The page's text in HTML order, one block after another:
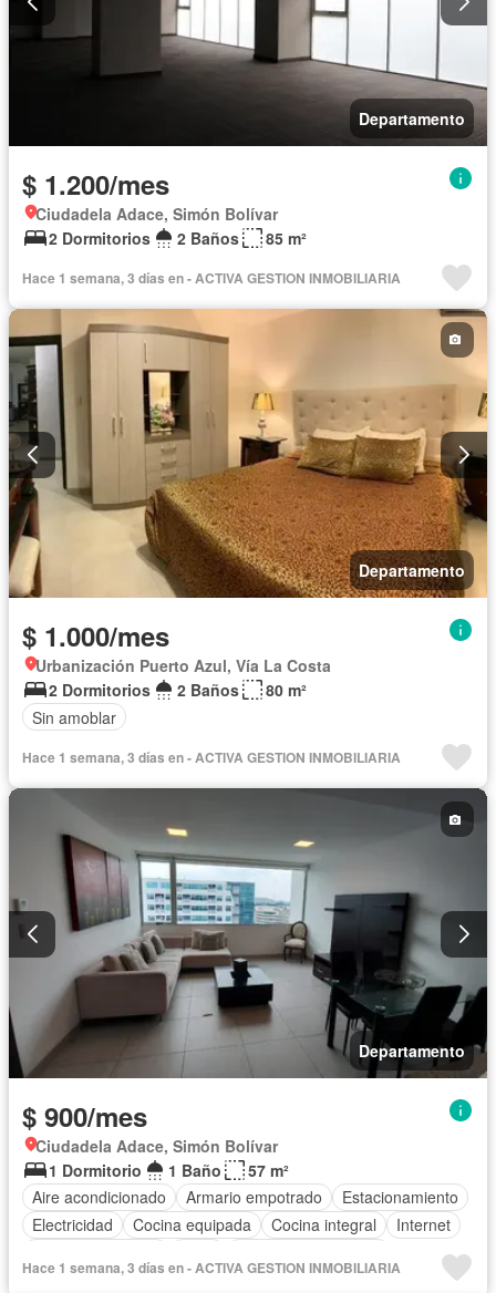
Departamento
$ 1.200/mes
Ciudadela Adace, Simón Bolívar
2 Dormitorios
2 Baños 85 m²
Hace 1 semana, 3 días en - ACTIVA GESTION INMOBILIARIA
Departamento
$ 1.000/mes
Urbanización Puerto Azul, Vía La Costa
2 Dormitorios
2 Baños
80 m²
Sin amoblar
Hace 1 semana, 3 días en - ACTIVA GESTION INMOBILIARIA
Departamento
$ 900/mes
Ciudadela Adace, Simón Bolívar
1 Dormitorio
1 Baño
57 m²
Aire acondicionado
Armario empotrado
Estacionamiento
Electricidad
Cocina equipada Cocina integral
Internet
Gimnasio
Ascensor Seguridad Piscina
Hace 1 semana, 3 días en - ACTIVA GESTION INMOBILIARIA